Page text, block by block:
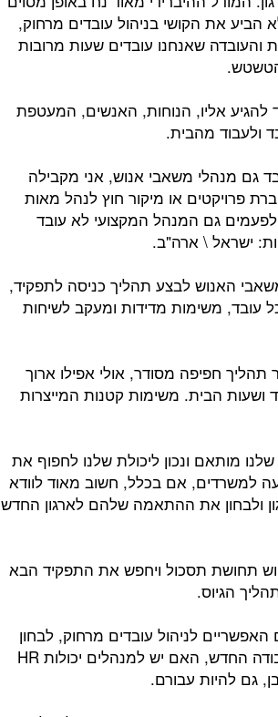
הביע את הקושי בניהול עובדים מרחוק,
והעובדה שאנחנו עובדים שעות מרובות
אליו, הנוחות, האנשים, המעטפת
ולעבוד מהבית.
גם מנהלי משאבי אנוש, אני מקבילה
פרויקטים או מיקור חוץ לנהל מאות
גם המנהל המקצועי לא עובד
ישראל \ ארה"ב.
האנוש לבצע תהליך כניסה לתפקיד,
עובד, משימות מדידות ומעקב לשיחות
תהליך חפיפה מסודר, אולי אפילו ארוך
ושעות הבית. משימות קטנות המייצרות
מותאם ונכון ליכולת שלנו לחפוף את
למשרדים, אם בכלל, חשוב מאוד לוודא
ולבחון את ההתאמה שלהם לארגון החדש
תחושת תסכול ויחפש את התפקיד הבא
הגיוס.
לניהול עובדים מרחוק, לבחון
האם הקצאת המשימות ריאלית נוכח מודל העבודה החדש, האם יש למנהלים יכולות HR
גם להיות עבורם.